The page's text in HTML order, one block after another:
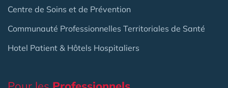
Centre de Soins et de Prévention
Communauté Professionnelles Territoriales de Santé
Hotel Patient & Hôtels Hospitaliers